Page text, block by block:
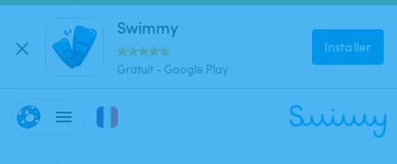
Swimmy
Gratuit - Google Play
Installer